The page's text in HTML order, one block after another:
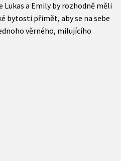
a Emily by rozhodně měli
bytosti přimět, aby se na sebe
věrného, milujícího